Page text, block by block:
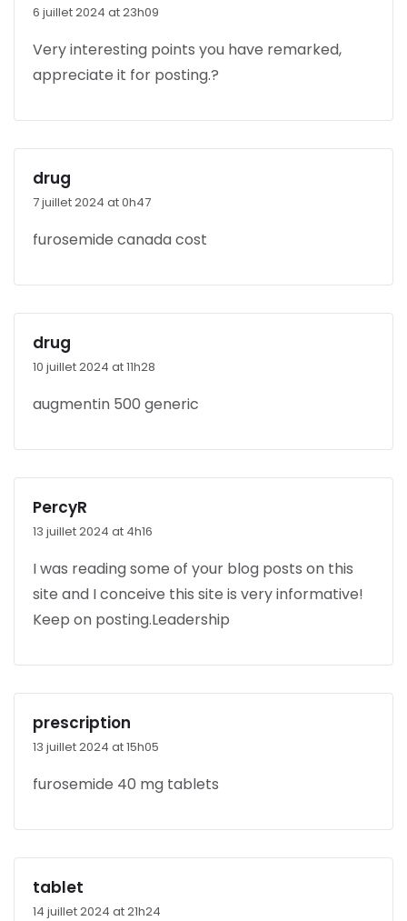
6 juillet 2024 at 23h09
Very interesting points you have remarked,
appreciate it for posting.?
drug
7 juillet 2024 at 0h47
furosemide canada cost
drug
10 juillet 2024 at 11h28
augmentin 500 generic
PercyR
13 juillet 2024 at 4h16
I was reading some of your blog posts on this
site and I conceive this site is very informative!
Keep on posting.Leadership
prescription
13 juillet 2024 at 15h05
furosemide 40 mg tablets
tablet
14 juillet 2024 at 21h24